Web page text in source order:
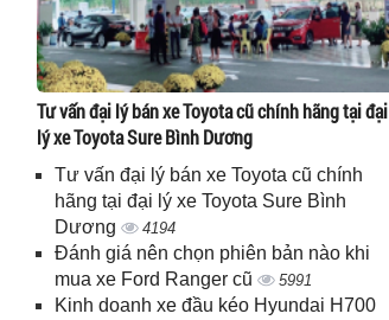
Tư vấn đại lý bán xe Toyota cũ chính hãng tại đại
lý xe Toyota Sure Bình Dương
Tư vấn đại lý bán xe Toyota cũ chính
hãng tại đại lý xe Toyota Sure Bình
Dương
4194
Đánh giá nên chọn phiên bản nào khi
mua xe Ford Ranger cũ
5991
Kinh doanh xe đầu kéo Hyundai H700